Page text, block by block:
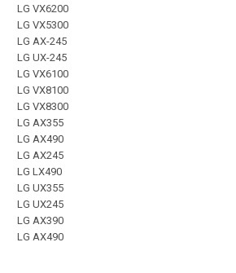
LG VX6200
LG VX5300
LG AX-245
LG UX-245
LG VX6100
LG VX8100
LG VX8300
LG AX355
LG AX490
LG AX245
LG LX490
LG UX355
LG UX245
LG AX390
LG AX490